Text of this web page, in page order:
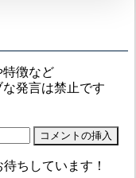
特徴など
発言は禁止です
ちしています！